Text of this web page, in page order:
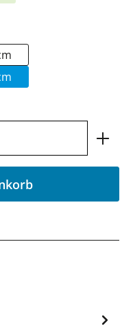
verfügbar.)
gewünschten